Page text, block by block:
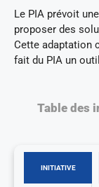
Le PIA prévoit
proposer des
Cette adaptation
fait du PIA un
Table des
INITIATIVE